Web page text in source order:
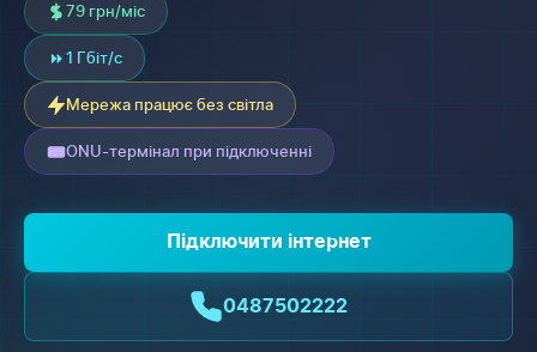
79 грн/міс
1 Гбіт/с
Мережа працює без світла
ONU-термінал при підключенні
Підключити інтернет
0487502222